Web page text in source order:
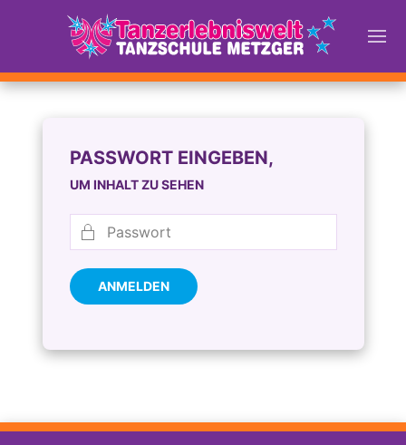
PASSWORT EINGEBEN,
UM INHALT ZU SEHEN
ANMELDEN